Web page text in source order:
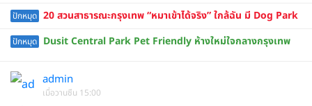
แห่ง กรุงเทพ ปริมณฑล และต่างจังหวัด
ปักหมุด 20 สวนสาธารณะกรุงเทพ “หมาเข้าได้จริง” ใกล้ฉัน มี Dog Park
พาไปวิ่งเล่น 2569
ปักหมุด Dusit Central Park Pet Friendly ห้างใหม่ใจกลางกรุงเทพ
admin
เมื่อวานซืน 15:00